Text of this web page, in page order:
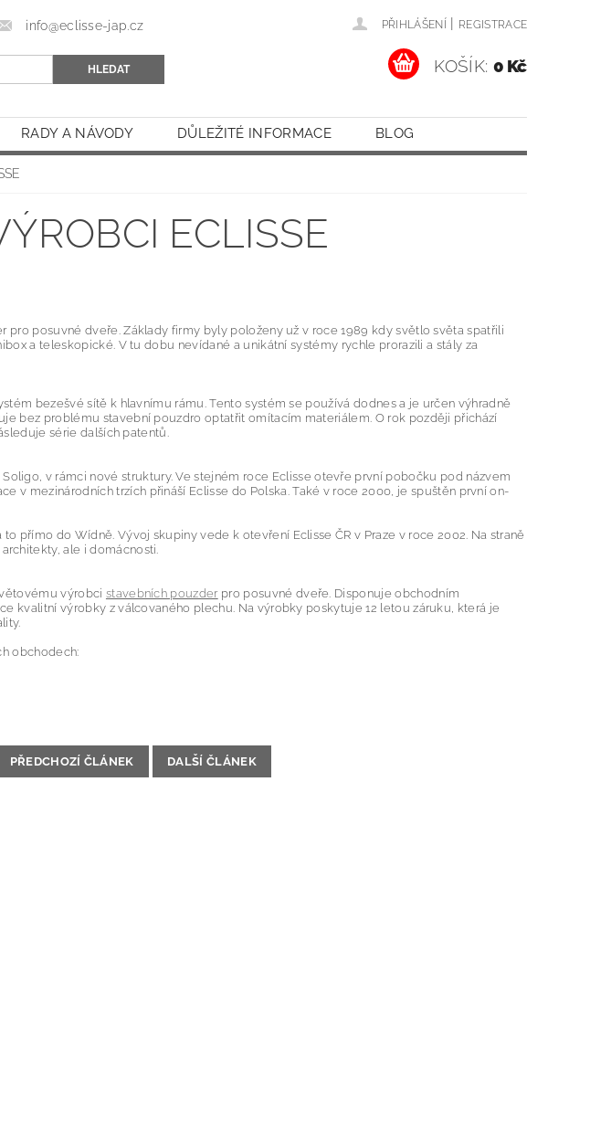
info@eclisse-jap.cz PŘIHLÁŠENÍ | REGISTRACE
KOŠÍK: 0 Kč
RADY A NÁVODY DŮLEŽITÉ INFORMACE
BLOG
ECLISSE
pro posuvné dveře. Základy firmy byly položeny už v roce 1989 kdy světlo světa spatřili
a teleskopické. V tu dobu nevídané a unikátní systémy rychle prorazili a stály za
bezešvé sítě k hlavnímu rámu. Tento systém se používá dodnes a je určen výhradně
bez problému stavební pouzdro optatřit omítacím materiálem. O rok později přichází
série dalších patentů.
Soligo, v rámci nové struktury.Ve stejném roce Eclisse otevře první pobočku pod názvem
v mezinárodních trzích přináší Eclisse do Polska.Také v roce 2000, je spuštěn první on-
to přímo do Wídně. Vývoj skupiny vede k otevření Eclisse ČR v Praze v roce 2002. Na straně
ale i domácnosti.
výrobci stavebních pouzder pro posuvné dveře. Disponuje obchodním
kvalitní výrobky z válcovaného plechu. Na výrobky poskytuje 12 letou záruku, která je
obchodech:
PŘEDCHOZÍ ČLÁNEK DALŠÍ ČLÁNEK